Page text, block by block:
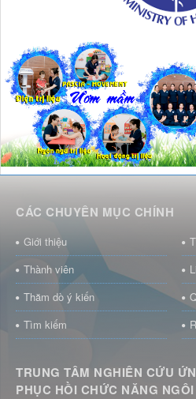
CÁC CHUYÊN MỤC CHÍNH
Giới thiệu
Thành viên
Thăm dò ý kiến
Tìm kiếm
TRUNG TÂM NGHIÊN CỨU
PHỤC HỒI CHỨC NĂNG